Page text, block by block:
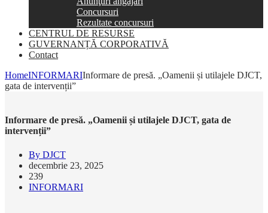
Concursuri
Rezultate concursuri
CENTRUL DE RESURSE
GUVERNANȚĂ CORPORATIVĂ
Contact
HomeINFORMARIInformare de presă. „Oamenii și utilajele DJCT,
gata de intervenții”
Informare de presă. „Oamenii și utilajele DJCT, gata de
intervenții”
By DJCT
decembrie 23, 2025
239
INFORMARI